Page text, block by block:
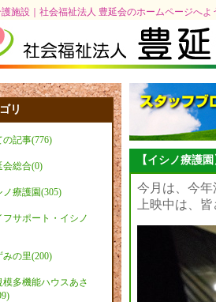
施設｜社会福祉法人 豊延会のホームページへよ
リ
の記事(776)
会総合(0)
ノ療護園(305)
フサポート・イシノ
みの里(200)
模多機能ハウスあさ
【イシノ療護
今月は、今年
上映中は、